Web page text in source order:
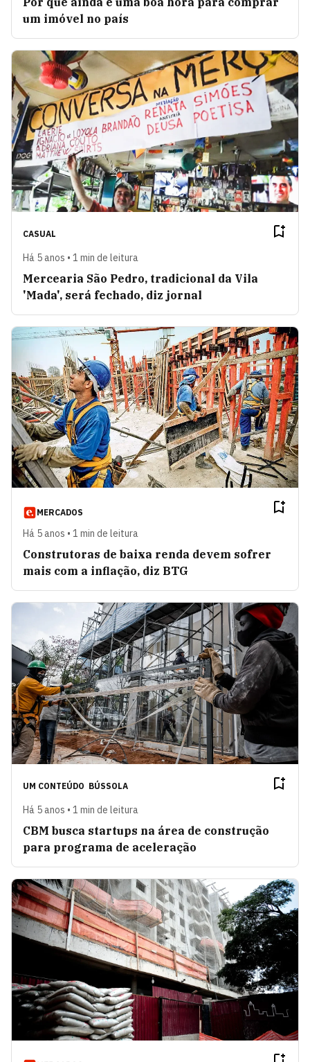
um imóvel no país
CASUAL
Há 5 anos • 1 min de leitura
Mercearia São Pedro, tradicional da Vila
'Mada', será fechado, diz jornal
MERCADOS
Há 5 anos • 1 min de leitura
Construtoras de baixa renda devem sofrer
mais com a inflação, diz BTG
UM CONTEÚDO BÚSSOLA
Há 5 anos • 1 min de leitura
CBM busca startups na área de construção
para programa de aceleração